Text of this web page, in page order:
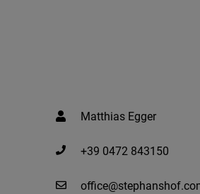
Matthias Egger
+39 0472 843150